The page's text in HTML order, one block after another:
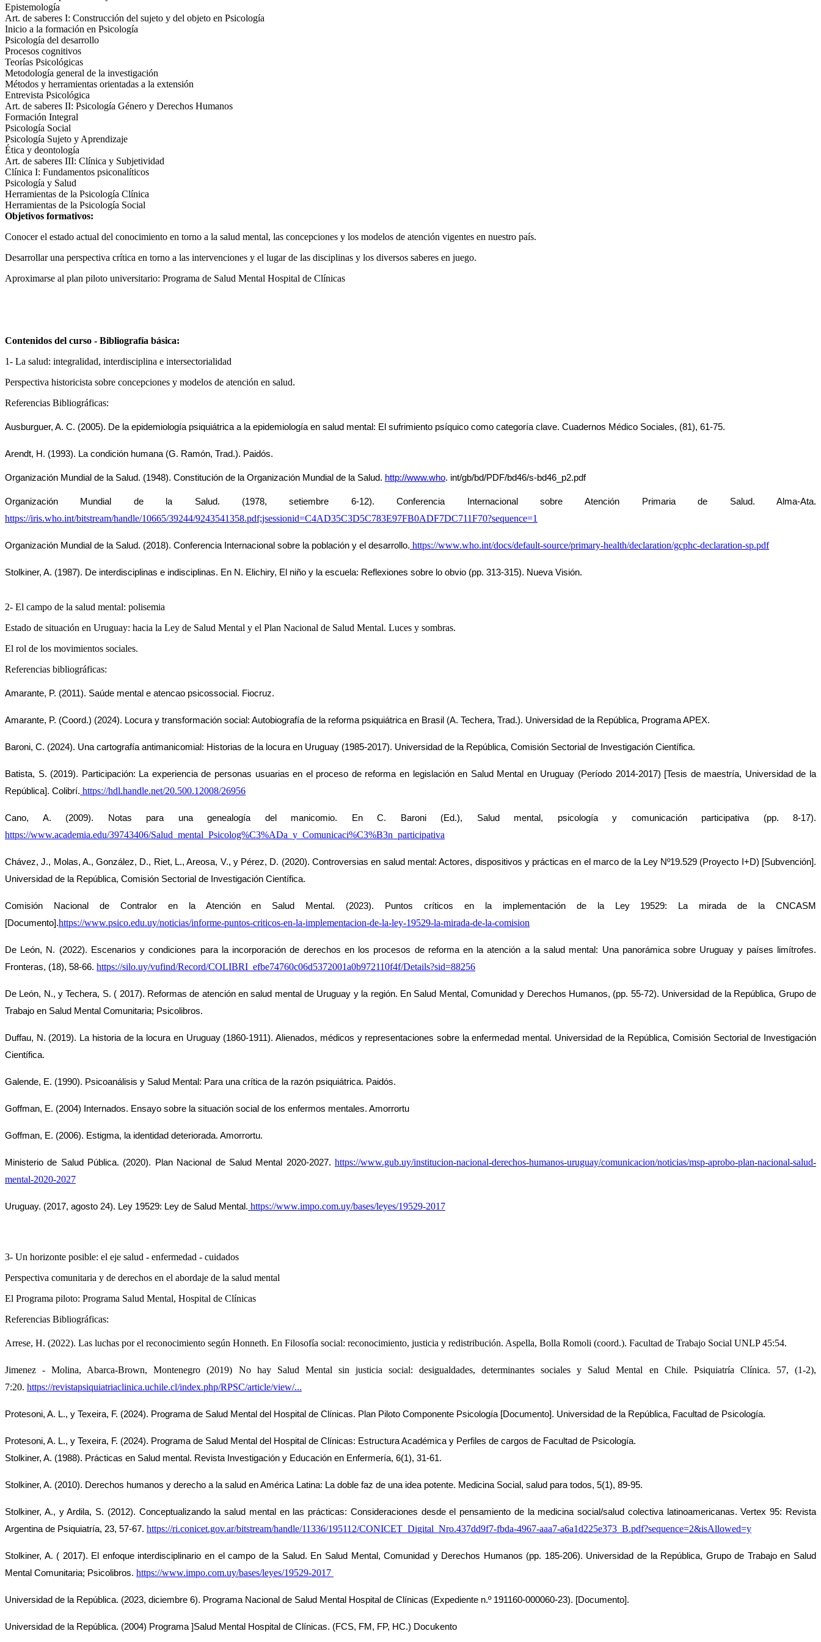
Epistemología
Art. de saberes I: Construcción del sujeto y del objeto en Psicología
Inicio a la formación en Psicología
Psicología del desarrollo
Procesos cognitivos
Teorías Psicológicas
Metodología general de la investigación
Métodos y herramientas orientadas a la extensión
Entrevista Psicológica
Art. de saberes II: Psicología Género y Derechos Humanos
Formación Integral
Psicología Social
Psicología Sujeto y Aprendizaje
Ética y deontología
Art. de saberes III: Clínica y Subjetividad
Clínica I: Fundamentos psiconalíticos
Psicología y Salud
Herramientas de la Psicología Clínica
Herramientas de la Psicología Social
Objetivos formativos:
Conocer el estado actual del conocimiento en torno a la salud mental, las concepciones y los modelos de atención vigentes en nuestro país.
Desarrollar una perspectiva crítica en torno a las intervenciones y el lugar de las disciplinas y los diversos saberes en juego.
Aproximarse al plan piloto universitario: Programa de Salud Mental Hospital de Clínicas
Contenidos del curso - Bibliografía básica:
1- La salud: integralidad, interdisciplina e intersectorialidad
Perspectiva historicista sobre concepciones y modelos de atención en salud.
Referencias Bibliográficas:
Ausburguer, A. C. (2005). De la epidemiología psiquiátrica a la epidemiología en salud mental: El sufrimiento psíquico como categoría clave. Cuadernos Médico Sociales, (81), 61-75.
Arendt, H. (1993). La condición humana (G. Ramón, Trad.). Paidós.
Organización Mundial de la Salud. (1948). Constitución de la Organización Mundial de la Salud. http://www.who. int/gb/bd/PDF/bd46/s-bd46_p2.pdf
Organización Mundial de la Salud. (1978, setiembre 6-12). Conferencia Internacional sobre Atención Primaria de Salud. Alma-Ata.
https://iris.who.int/bitstream/handle/10665/39244/9243541358.pdf;jsessionid=C4AD35C3D5C783E97FB0ADF7DC711F70?sequence=1
Organización Mundial de la Salud. (2018). Conferencia Internacional sobre la población y el desarrollo. https://www.who.int/docs/default-source/primary-health/declaration/gcphc-declaration-sp.pdf
Stolkiner, A. (1987). De interdisciplinas e indisciplinas. En N. Elichiry, El niño y la escuela: Reflexiones sobre lo obvio (pp. 313-315). Nueva Visión.
2- El campo de la salud mental: polisemia
Estado de situación en Uruguay: hacia la Ley de Salud Mental y el Plan Nacional de Salud Mental. Luces y sombras.
El rol de los movimientos sociales.
Referencias bibliográficas:
Amarante, P. (2011). Saúde mental e atencao psicossocial. Fiocruz.
Amarante, P. (Coord.) (2024). Locura y transformación social: Autobiografía de la reforma psiquiátrica en Brasil (A. Techera, Trad.). Universidad de la República, Programa APEX.
Baroni, C. (2024). Una cartografía antimanicomial: Historias de la locura en Uruguay (1985-2017). Universidad de la República, Comisión Sectorial de Investigación Científica.
Batista, S. (2019). Participación: La experiencia de personas usuarias en el proceso de reforma en legislación en Salud Mental en Uruguay (Período 2014-2017) [Tesis de maestría, Universidad de la
República]. Colibrí. https://hdl.handle.net/20.500.12008/26956
Cano, A. (2009). Notas para una genealogía del manicomio. En C. Baroni (Ed.), Salud
https://www.academia.edu/39743406/Salud_mental_Psicolog%C3%ADa_y_Comunicaci%C3%B3n_participativa
Chávez, J., Molas, A., González, D., Riet, L., Areosa, V., y Pérez, D. (2020). Controversias en salud mental: Actores, dispositivos y prácticas en el marco de la Ley Nº19.529 (Proyecto I+D) [Subvención].
Universidad de la República, Comisión Sectorial de Investigación Científica.
Comisión Nacional de Contralor en la Atención en Salud Mental. (2023). Puntos críticos en
la implementación de la Ley 19529: La mirada de la CNCASM
[Documento].https://www.psico.edu.uy/noticias/informe-puntos-criticos-en-la-implementacion-de-la-ley-19529-la-mirada-de-la-comision
De León, N. (2022). Escenarios y condiciones para la incorporación de derechos en los procesos de reforma en la atención a la salud mental: Una panorámica sobre Uruguay y países limítrofes.
Fronteras, (18), 58-66. https://silo.uy/vufind/Record/COLIBRI_efbe74760c06d5372001a0b972110f4f/Details?sid=88256
De León, N., y Techera, S. ( 2017). Reformas de atención en salud mental de Uruguay y la región. En Salud Mental, Comunidad y Derechos Humanos, (pp. 55-72). Universidad de la República, Grupo de
Trabajo en Salud Mental Comunitaria; Psicolibros.
Duffau, N. (2019). La historia de la locura en Uruguay (1860-1911). Alienados, médicos y representaciones sobre la enfermedad mental. Universidad de la República, Comisión Sectorial de Investigación
Científica.
Galende, E. (1990). Psicoanálisis y Salud Mental: Para una crítica de la razón psiquiátrica. Paidós.
Goffman, E. (2004) Internados. Ensayo sobre la situación social de los enfermos mentales. Amorrortu
Goffman, E. (2006). Estigma, la identidad deteriorada. Amorrortu.
Ministerio de Salud Pública. (2020). Plan Nacional de Salud Mental 2020-2027. https://www.gub.uy/institucion-nacional-derechos-humanos-uruguay/comunicacion/noticias/msp-aprobo-plan-nacional-salud-
mental-2020-2027
Uruguay. (2017, agosto 24). Ley 19529: Ley de Salud Mental. https://www.impo.com.uy/bases/leyes/19529-2017
3- Un horizonte posible: el eje salud - enfermedad - cuidados
Perspectiva comunitaria y de derechos en el abordaje de la salud mental
El Programa piloto: Programa Salud Mental, Hospital de Clínicas
Referencias Bibliográficas:
Arrese, H. (2022). Las luchas por el reconocimiento según Honneth. En Filosofía social: reconocimiento, justicia y redistribución. Aspella, Bolla Romoli (coord.). Facultad de Trabajo Social UNLP 45:54.
Jimenez - Molina, Abarca-Brown, Montenegro (2019) No hay Salud Mental sin justicia social: desigualdades, determinantes sociales y Salud Mental en Chile. Psiquiatría Clínica. 57, (1-2),
7:20. https://revistapsiquiatriaclinica.uchile.cl/index.php/RPSC/article/view/...
Protesoni, A. L., y Texeira, F. (2024). Programa de Salud Mental del Hospital de Clínicas. Plan Piloto Componente Psicología [Documento]. Universidad de la República, Facultad de Psicología.
Protesoni, A. L., y Texeira, F. (2024). Programa de Salud Mental del Hospital de Clínicas: Estructura Académica y Perfiles de cargos de Facultad de Psicología.
Stolkiner, A. (1988). Prácticas en Salud mental. Revista Investigación y Educación en Enfermería, 6(1), 31-61.
Stolkiner, A. (2010). Derechos humanos y derecho a la salud en América Latina: La doble faz de una idea potente. Medicina Social, salud para todos, 5(1), 89-95.
Stolkiner, A., y Ardila, S. (2012). Conceptualizando la salud mental en las prácticas: Consideraciones desde el pensamiento de la medicina social/salud colectiva latinoamericanas. Vertex 95: Revista
Argentina de Psiquiatría, 23, 57-67. https://ri.conicet.gov.ar/bitstream/handle/11336/195112/CONICET_Digital_Nro.437dd9f7-fbda-4967-aaa7-a6a1d225e373_B.pdf?sequence=2&isAllowed=y
Stolkiner, A. ( 2017). El enfoque interdisciplinario en el campo de la Salud. En Salud Mental, Comunidad y Derechos Humanos (pp. 185-206). Universidad de la República, Grupo de Trabajo en Salud
Mental Comunitaria; Psicolibros. https://www.impo.com.uy/bases/leyes/19529-2017
Universidad de la República. (2023, diciembre 6). Programa Nacional de Salud Mental Hospital de Clínicas (Expediente n.º 191160-000060-23). [Documento].
Universidad de la República. (2004) Programa ]Salud Mental Hospital de Clínicas. (FCS, FM, FP, HC.) Docukento